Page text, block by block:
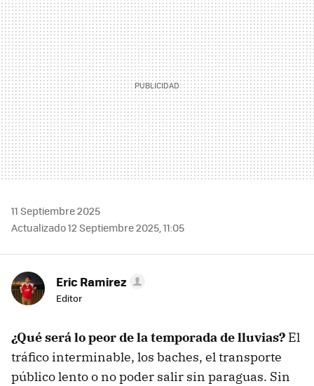
MAIL
11 Septiembre 2025
Actualizado 12 Septiembre 2025, 11:05
Eric Ramirez
Editor
¿Qué será lo peor de la temporada de lluvias? El
tráfico interminable, los baches, el transporte
público lento o no poder salir sin paraguas. Sin